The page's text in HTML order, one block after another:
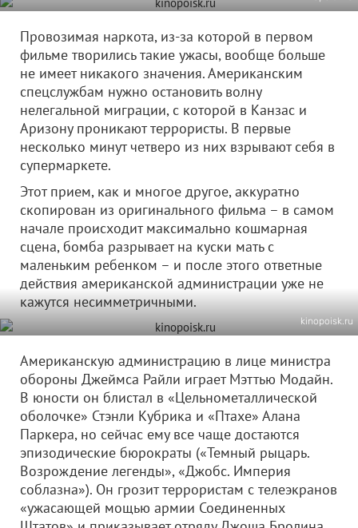
Провозимая наркота, из-за которой в первом
фильме творились такие ужасы, вообще больше
не имеет никакого значения. Американским
спецслужбам нужно остановить волну
нелегальной миграции, с которой в Канзас и
Аризону проникают террористы. В первые
несколько минут четверо из них взрывают себя в
супермаркете.
Этот прием, как и многое другое, аккуратно
скопирован из оригинального фильма – в самом
начале происходит максимально кошмарная
сцена, бомба разрывает на куски мать с
маленьким ребенком – и после этого ответные
действия американской администрации уже не
кажутся несимметричными.
kinopoisk.ru
Американскую администрацию в лице министра
обороны Джеймса Райли играет Мэттью Модайн.
В юности он блистал в «Цельнометаллической
оболочке» Стэнли Кубрика и «Птахе» Алана
Паркера, но сейчас ему все чаще достаются
эпизодические бюрократы («Темный рыцарь.
Возрождение легенды», «Джобс. Империя
соблазна»). Он грозит террористам с телеэкранов
«ужасающей мощью армии Соединенных